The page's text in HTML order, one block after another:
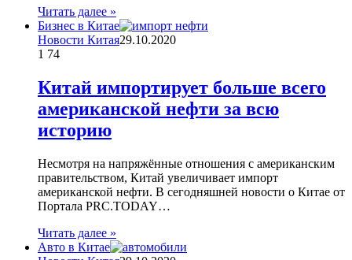
Читать далее »
Бизнес в Китае
Новости Китая29.10.2020
1 74
Китай импортирует больше всего
американской нефти за всю
историю
Несмотря на напряжённые отношения с американским
правительством, Китай увеличивает импорт
американской нефти. В сегодняшней новости о Китае от
Портала PRC.TODAY…
Читать далее »
Авто в Китае